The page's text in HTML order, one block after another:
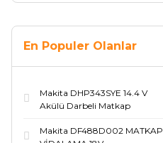
En Populer Olanlar
Makita DHP343SYE 14.4 V
Akülü Darbeli Matkap
Makita DF488D002 MATKAP